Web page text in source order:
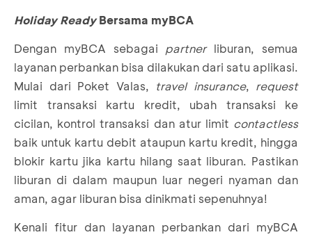
Holiday ReadyBersama myBCA
Dengan myBCA sebagai partnerliburan, semua
layanan perbankan bisa dilakukan dari satu aplikasi.
Mulai dari Poket Valas, travel insurance, request
limit transaksi kartu kredit, ubah transaksi ke
cicilan, kontrol transaksi dan atur limit contactless
baik untuk kartu debit ataupun kartu kredit, hingga
blokir kartu jika kartu hilang saat liburan. Pastikan
liburan di dalam maupun luar negeri nyaman dan
aman, agar liburan bisa dinikmati sepenuhnya!
Kenali fitur dan layanan perbankan dari myBCA